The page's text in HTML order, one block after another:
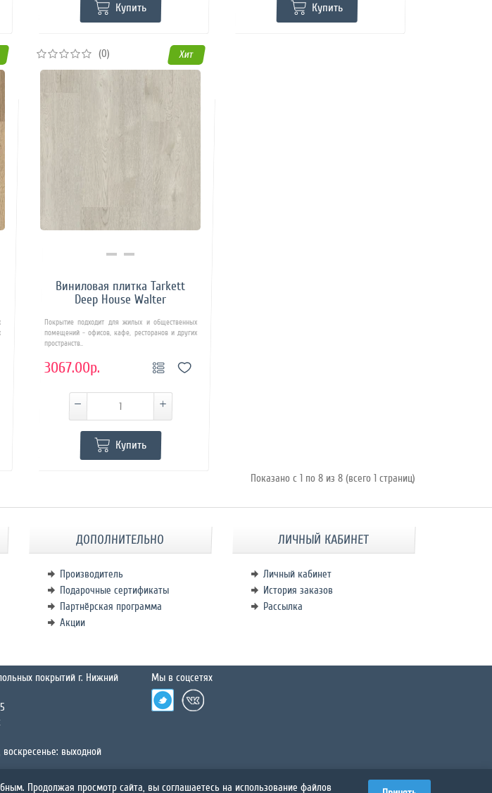
Купить Купить
(0) Хит
Купить в 1 клик
Виниловая плитка Tarkett
Deep House Walter
Покрытие подходит для жилых и общественных
помещений - офисов, кафе, ресторанов и других
пространств..
3067.00р.
Купить
Показано с 1 по 8 из 8 (всего 1 страниц)
ДОПОЛНИТЕЛЬНО
Производитель
Подарочные сертификаты
Партнёрская программа
Акции
ЛИЧНЫЙ КАБИНЕТ
Личный кабинет
История заказов
Рассылка
покрытий г. Нижний
выходной
Мы в соцсетях
Продолжая просмотр сайта, вы соглашаетесь на использование файлов